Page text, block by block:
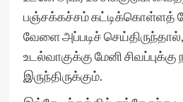
பஞ்சக்கச்சம் கட்டிக்கொள்ளத்
வேளை அப்படிச்
உடல்வாகுக்கு மேனி
இருந்திருக்கும்.